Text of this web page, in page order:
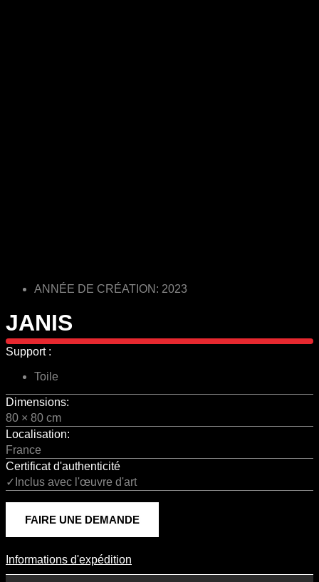
ANNÉE DE CRÉATION: 2023
JANIS
Support :
Toile
Dimensions:
80 × 80 cm
Localisation:
France
Certificat d'authenticité
✓Inclus avec l'œuvre d'art
FAIRE UNE DEMANDE
Informations D'expédition
Informations d'expédition